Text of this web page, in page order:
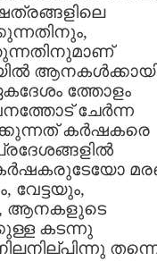
ത്തോളം
ചേര്‍ന്ന
കര്‍ഷകരെ
ആനകളുടെ
കടന്നു